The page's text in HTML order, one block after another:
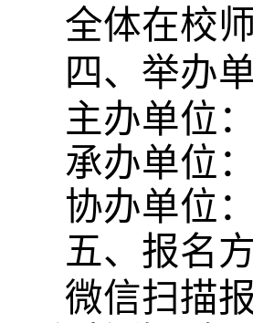
全体在校
四、举办
主办单位
承办单位：
协办单位
五、报名
微信扫描